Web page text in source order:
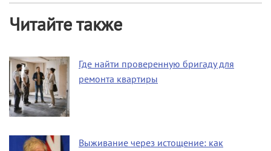
Читайте также
Где найти проверенную бригаду для
ремонта квартиры
Выживание через истощение: как